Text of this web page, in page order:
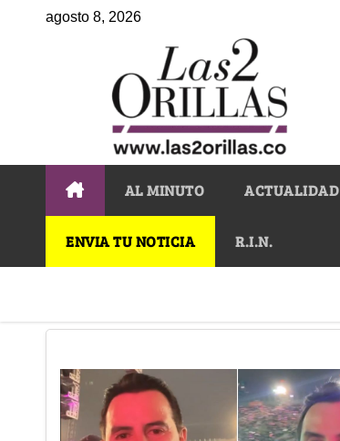
agosto 8, 2026
AL MINUTO ACTUALIDAD
ENVIA TU NOTICIA R.I.N.